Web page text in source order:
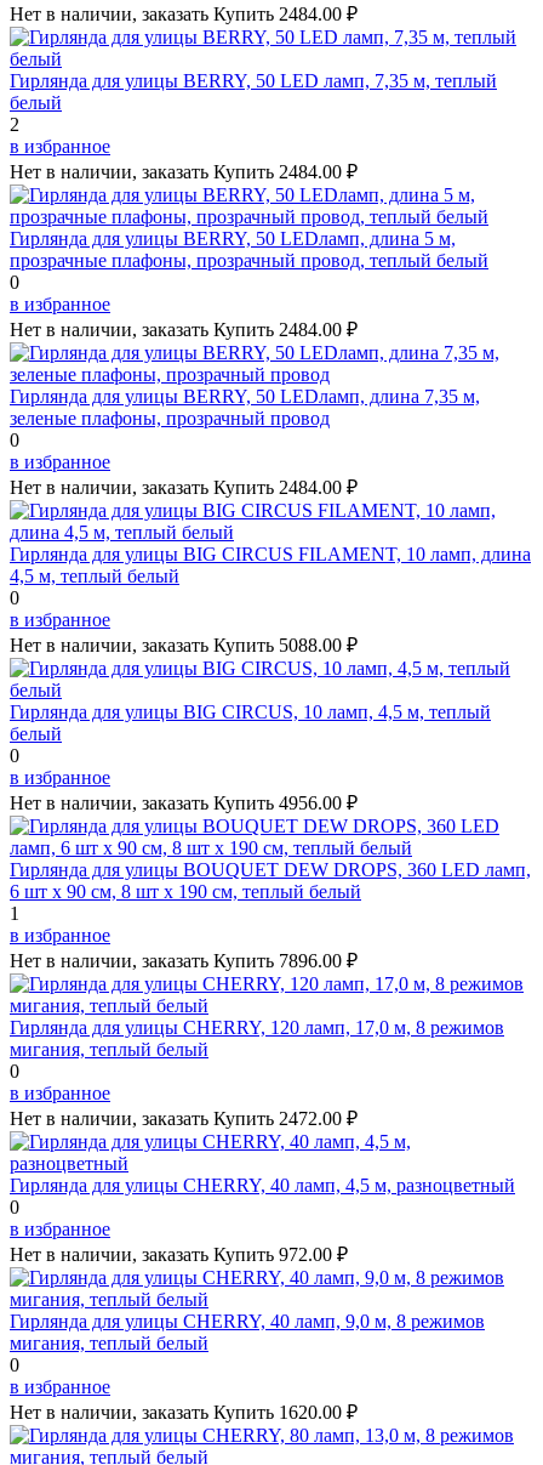
Нет в наличии, заказать Купить 2484.00 ₽
Гирлянда для улицы BERRY, 50 LED ламп, 7,35 м, теплый
белый
2
в избранное
Нет в наличии, заказать Купить 2484.00 ₽
Гирлянда для улицы BERRY, 50 LEDламп, длина 5 м,
прозрачные плафоны, прозрачный провод, теплый белый
0
в избранное
Нет в наличии, заказать Купить 2484.00 ₽
Гирлянда для улицы BERRY, 50 LEDламп, длина 7,35 м,
зеленые плафоны, прозрачный провод
0
в избранное
Нет в наличии, заказать Купить 2484.00 ₽
Гирлянда для улицы BIG CIRCUS FILAMENT, 10 ламп, длина
4,5 м, теплый белый
0
в избранное
Нет в наличии, заказать Купить 5088.00 ₽
Гирлянда для улицы BIG CIRCUS, 10 ламп, 4,5 м, теплый
белый
0
в избранное
Нет в наличии, заказать Купить 4956.00 ₽
Гирлянда для улицы BOUQUET DEW DROPS, 360 LED ламп,
6 шт х 90 см, 8 шт х 190 см, теплый белый
1
в избранное
Нет в наличии, заказать Купить 7896.00 ₽
Гирлянда для улицы CHERRY, 120 ламп, 17,0 м, 8 режимов
мигания, теплый белый
0
в избранное
Нет в наличии, заказать Купить 2472.00 ₽
Гирлянда для улицы CHERRY, 40 ламп, 4,5 м, разноцветный
0
в избранное
Нет в наличии, заказать Купить 972.00 ₽
Гирлянда для улицы CHERRY, 40 ламп, 9,0 м, 8 режимов
мигания, теплый белый
0
в избранное
Нет в наличии, заказать Купить 1620.00 ₽